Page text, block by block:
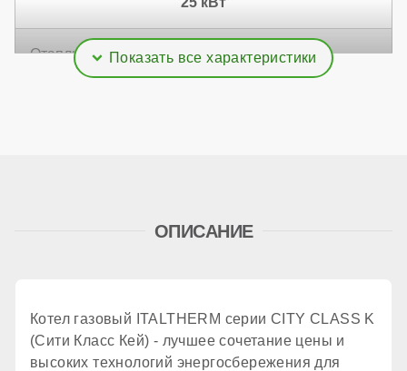
Отапливаемая площадь
принудительное
2 шт.
ОПИСАНИЕ
Котел газовый ITALTHERM серии CITY CLASS K
(Сити Класс Кей) - лучшее сочетание цены и
высоких технологий энергосбережения для